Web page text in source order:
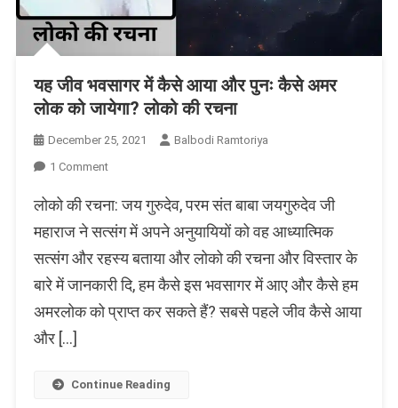
यह जीव भवसागर में कैसे आया और पुनः कैसे अमर
लोक को जायेगा? लोको की रचना
December 25, 2021
Balbodi Ramtoriya
1 CommentOn
जीव
भवसागर
कैसे
आया
पुनः
लोक
लोको की रचना: जय गुरुदेव, परम संत बाबा जयगुरुदेव जी
महाराज ने सत्संग में अपने अनुयायियों को वह आध्यात्मिक
सत्संग और रहस्य बताया और लोको की रचना और विस्तार के
बारे में जानकारी दि, हम कैसे इस भवसागर में आए और कैसे हम
अमरलोक को प्राप्त कर सकते हैं? सबसे पहले जीव कैसे आया
और […]
Continue Reading